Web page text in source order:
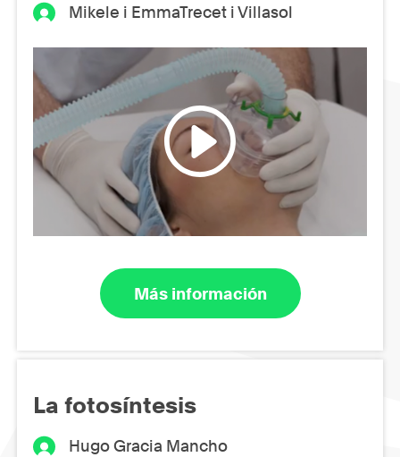
Mikele i EmmaTrecet i Villasol
Más información
La fotosíntesis
Hugo Gracia Mancho